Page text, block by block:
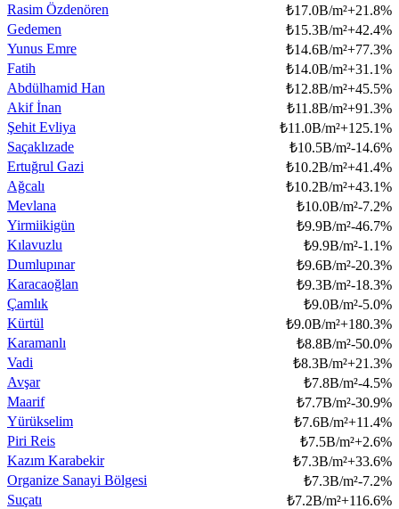
Rasim Özdenören
₺17.0B/m²+21.8%
Gedemen
₺15.3B/m²+42.4%
Yunus Emre
₺14.6B/m²+77.3%
Fatih
₺14.0B/m²+31.1%
Abdülhamid Han
₺12.8B/m²+45.5%
Akif İnan
₺11.8B/m²+91.3%
Şehit Evliya
₺11.0B/m²+125.1%
Saçaklızade
₺10.5B/m²-14.6%
Ertuğrul Gazi
₺10.2B/m²+41.4%
Ağcalı
₺10.2B/m²+43.1%
Mevlana
₺10.0B/m²-7.2%
Yirmiikigün
₺9.9B/m²-46.7%
Kılavuzlu
₺9.9B/m²-1.1%
Dumlupınar
₺9.6B/m²-20.3%
Karacaoğlan
₺9.3B/m²-18.3%
Çamlık
₺9.0B/m²-5.0%
Kürtül
₺9.0B/m²+180.3%
Karamanlı
₺8.8B/m²-50.0%
Vadi
₺8.3B/m²+21.3%
Avşar
₺7.8B/m²-4.5%
Maarif
₺7.7B/m²-30.9%
Yürükselim
₺7.6B/m²+11.4%
Piri Reis
₺7.5B/m²+2.6%
Kazım Karabekir
₺7.3B/m²+33.6%
Organize Sanayi Bölgesi
₺7.3B/m²-7.2%
Suçatı
₺7.2B/m²+116.6%